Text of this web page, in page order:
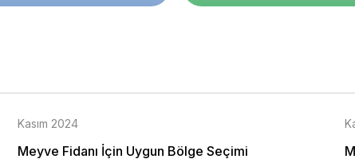
Kasım 2024
Meyve Fidanı İçin Uygun Bölge Seçimi